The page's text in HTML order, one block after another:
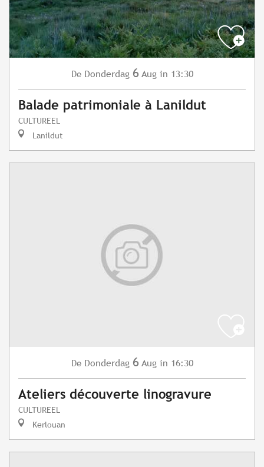
De Donderdag 6 Aug in 13:30
Balade patrimoniale à Lanildut
CULTUREEL
Lanildut
De Donderdag 6 Aug in 16:30
Ateliers découverte linogravure
CULTUREEL
Kerlouan